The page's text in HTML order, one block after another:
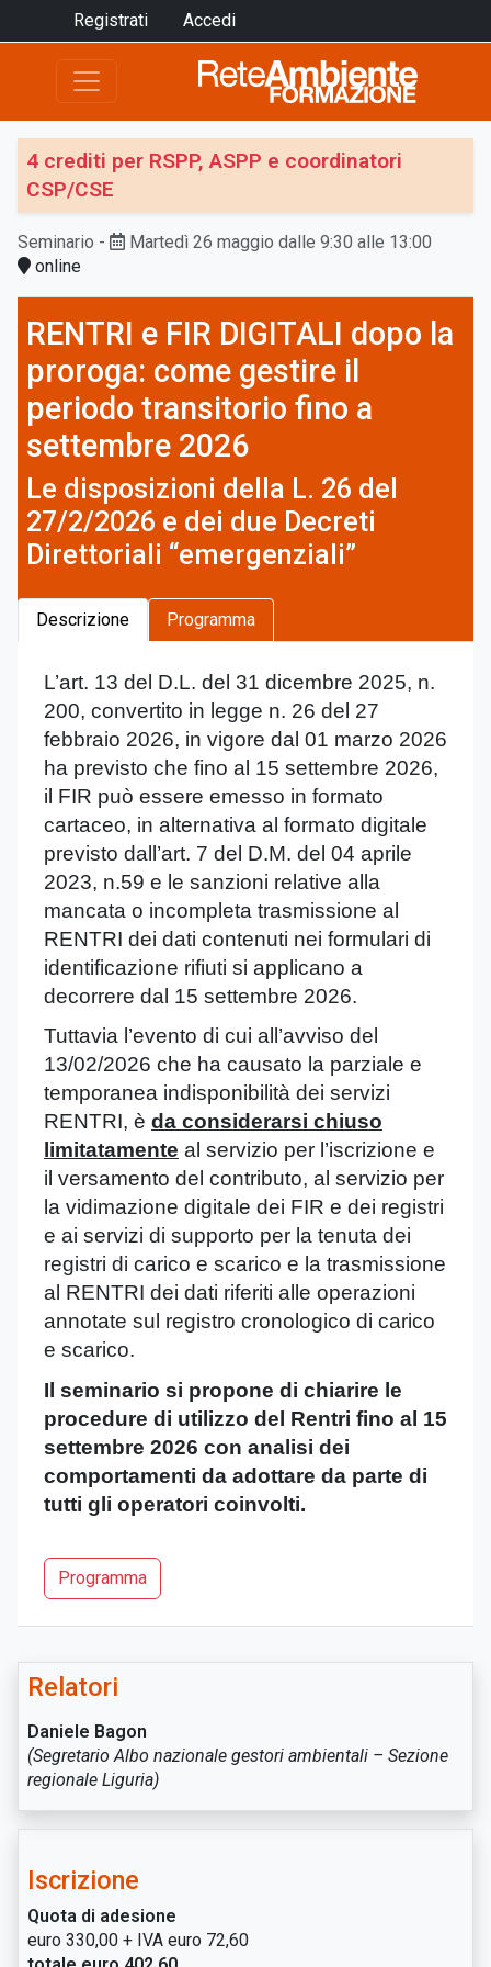
Registrati Accedi
4 crediti per RSPP, ASPP e coordinatori
CSP/CSE
Seminario -
Martedì 26 maggio dalle 9:30 alle 13:00
online
RENTRI e FIR DIGITALI dopo la
proroga: come gestire il
periodo transitorio fino a
settembre 2026
Le disposizioni della L. 26 del
27/2/2026 e dei due Decreti
Direttoriali “emergenziali”
Descrizione Programma
L’art. 13 del D.L. del 31 dicembre 2025, n.
200, convertito in legge n. 26 del 27
febbraio 2026, in vigore dal 01 marzo 2026
ha previsto che fino al 15 settembre 2026,
il FIR può essere emesso in formato
cartaceo, in alternativa al formato digitale
previsto dall’art. 7 del D.M. del 04 aprile
2023, n.59 e le sanzioni relative alla
mancata o incompleta trasmissione al
RENTRI dei dati contenuti nei formulari di
identificazione rifiuti si applicano a
decorrere dal 15 settembre 2026.
Tuttavia l’evento di cui all’avviso del
13/02/2026 che ha causato la parziale e
temporanea indisponibilità dei servizi
RENTRI, è da considerarsi chiuso
limitatamente al servizio per l’iscrizione e
il versamento del contributo, al servizio per
la vidimazione digitale dei FIR e dei registri
e ai servizi di supporto per la tenuta dei
registri di carico e scarico e la trasmissione
al RENTRI dei dati riferiti alle operazioni
annotate sul registro cronologico di carico
e scarico.
Il seminario si propone di chiarire le
procedure di utilizzo del Rentri fino al 15
settembre 2026 con analisi dei
comportamenti da adottare da parte di
tutti gli operatori coinvolti.
Programma
Relatori
Daniele Bagon
(Segretario Albo nazionale gestori ambientali – Sezione
regionale Liguria)
Iscrizione
Quota di adesione
euro 330,00 + IVA euro 72,60